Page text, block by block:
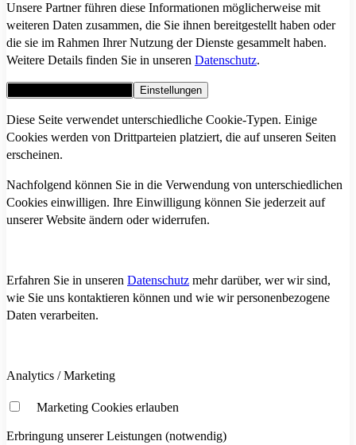
Unsere Partner führen diese Informationen möglicherweise mit
weiteren Daten zusammen, die Sie ihnen bereitgestellt haben oder
die sie im Rahmen Ihrer Nutzung der Dienste gesammelt haben.
Weitere Details finden Sie in unseren Datenschutz.
Einstellungen
Diese Seite verwendet unterschiedliche Cookie-Typen. Einige
Cookies werden von Drittparteien platziert, die auf unseren Seiten
erscheinen.
Nachfolgend können Sie in die Verwendung von unterschiedlichen
Cookies einwilligen. Ihre Einwilligung können Sie jederzeit auf
unserer Website ändern oder widerrufen.
Erfahren Sie in unseren Datenschutz mehr darüber, wer wir sind,
wie Sie uns kontaktieren können und wie wir personenbezogene
Daten verarbeiten.
Analytics / Marketing
Marketing Cookies erlauben
Erbringung unserer Leistungen (notwendig)